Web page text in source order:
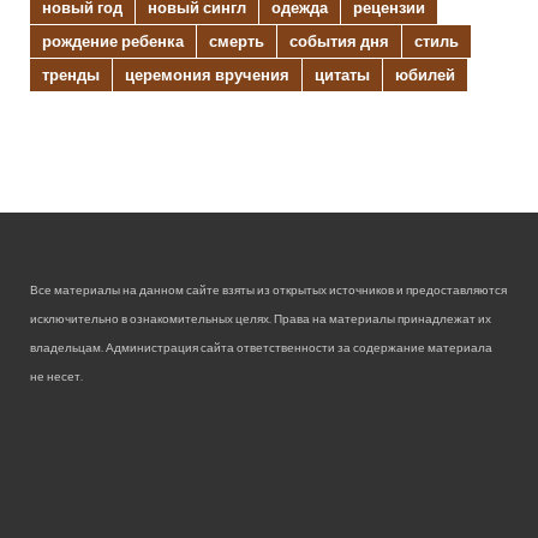
новый год новый сингл одежда
рецензии
рождение ребенка
смерть события дня
стиль
тренды
церемония вручения цитаты юбилей
Все материалы на данном сайте взяты из открытых источников и предоставляются
исключительно в ознакомительных целях. Права на материалы принадлежат их
владельцам. Администрация сайта ответственности за содержание материала
не несет.